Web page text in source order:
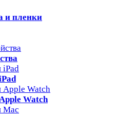
и пленки
Watch